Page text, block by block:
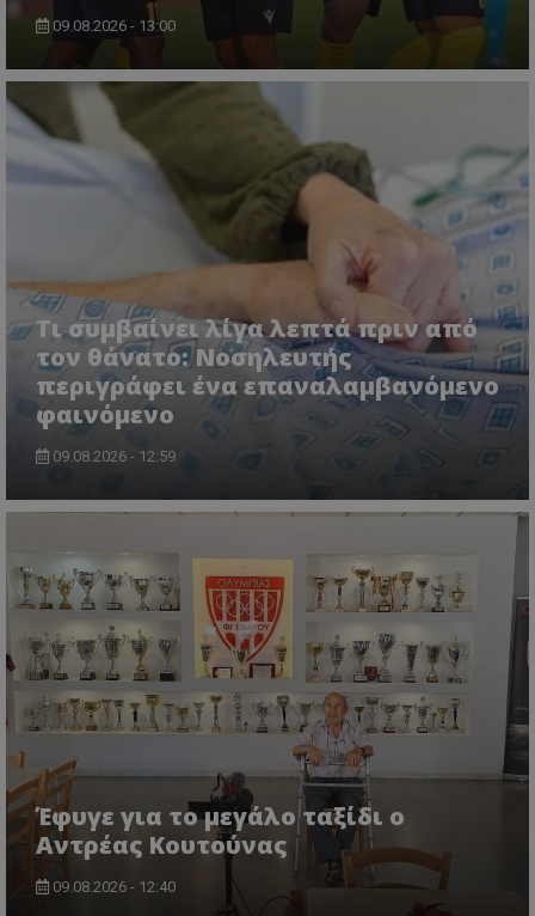
09.08.2026 - 13:00
Τι συμβαίνει λίγα λεπτά πριν από
τον θάνατο: Νοσηλευτής
περιγράφει ένα επαναλαμβανόμενο
φαινόμενο
09.08.2026 - 12:59
Έφυγε για το μεγάλο ταξίδι ο
Αντρέας Κουτούνας
09.08.2026 - 12:40